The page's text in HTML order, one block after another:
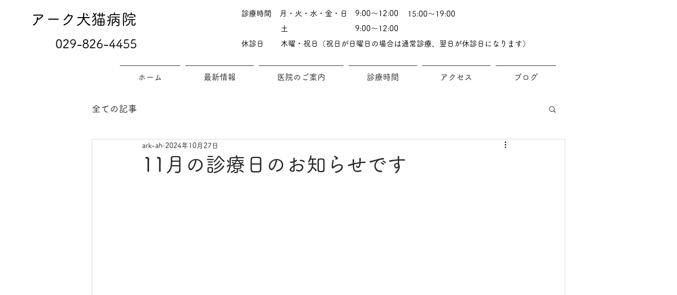
アーク犬猫病院
029-826-4455
診療時間
月・火・水・金・日
土
9:00～12:00
9:00～12:00
15:00～19:00
休診日 木曜・祝日（祝日が日曜日の場合は通常診療、翌日が休診日になります）
ホーム 最新情報 医院のご案内 診療時間 アクセス ブログ
全ての記事
11月の診療日のお知らせです
ark-ah 2024年10月27日